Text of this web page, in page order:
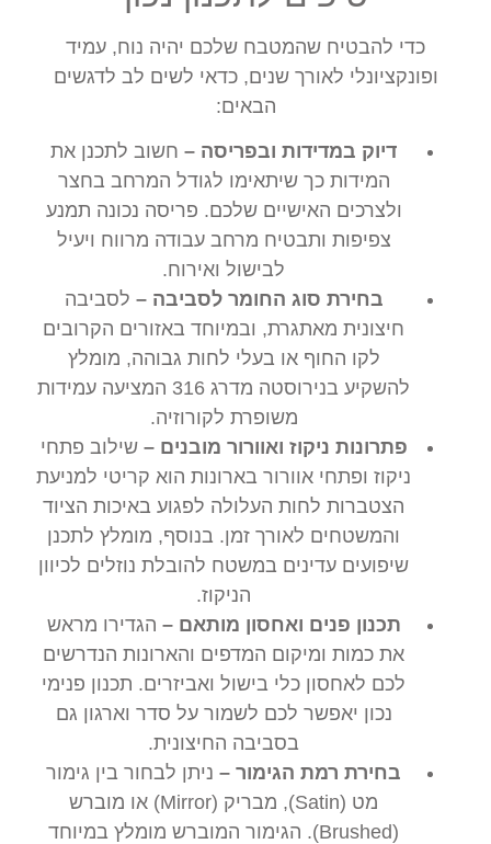
כדי להבטיח שהמטבח שלכם יהיה נוח, עמיד
ופונקציונלי לאורך שנים, כדאי לשים לב לדגשים
הבאים:
דיוק במדידות ובפריסה – חשוב לתכנן את
המידות כך שיתאימו לגודל המרחב בחצר
ולצרכים האישיים שלכם. פריסה נכונה תמנע
צפיפות ותבטיח מרחב עבודה מרווח ויעיל
לבישול ואירוח.
בחירת סוג החומר לסביבה – לסביבה
חיצונית מאתגרת, ובמיוחד באזורים הקרובים
לקו החוף או בעלי לחות גבוהה, מומלץ
להשקיע בנירוסטה מדרג 316 המציעה עמידות
משופרת לקורוזיה.
פתרונות ניקוז ואוורור מובנים – שילוב פתחי
ניקוז ופתחי אוורור בארונות הוא קריטי למניעת
הצטברות לחות העלולה לפגוע באיכות הציוד
והמשטחים לאורך זמן. בנוסף, מומלץ לתכנן
שיפועים עדינים במשטח להובלת נוזלים לכיוון
הניקוז.
תכנון פנים ואחסון מותאם – הגדירו מראש
את כמות ומיקום המדפים והארונות הנדרשים
לכם לאחסון כלי בישול ואביזרים. תכנון פנימי
נכון יאפשר לכם לשמור על סדר וארגון גם
בסביבה החיצונית.
בחירת רמת הגימור – ניתן לבחור בין גימור
מט (Satin), מבריק (Mirror) או מוברש
(Brushed). הגימור המוברש מומלץ במיוחד